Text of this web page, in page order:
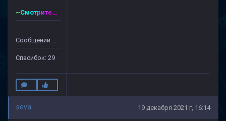
~Смотритель~CSDM ©
Сообщений: 128
Спасибок: 29
seva 19 декабря 2021 г, 16:14